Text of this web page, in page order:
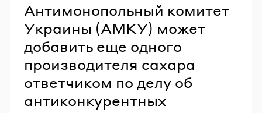
Антимонопольный комитет
Украины (АМКУ) может
добавить еще одного
производителя сахара
ответчиком по делу об
антиконкурентных